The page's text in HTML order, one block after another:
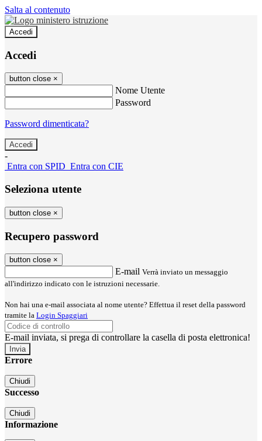
Salta al contenuto
Accedi
Accedi
button close ×
Nome Utente
Password
Password dimenticata?
-
Entra con SPID Entra con CIE
Seleziona utente
button close ×
Recupero password
button close ×
E-mail Verrà inviato un messaggio
all'indirizzo indicato con le istruzioni necessarie.
Non hai una e-mail associata al nome utente? Effettua il reset della password
tramite la Login Spaggiari
E-mail inviata, si prega di controllare la casella di posta elettronica!
Errore
Chiudi
Successo
Chiudi
Informazione